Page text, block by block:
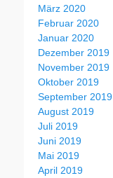
März 2020
Februar 2020
Januar 2020
Dezember 2019
November 2019
Oktober 2019
September 2019
August 2019
Juli 2019
Juni 2019
Mai 2019
April 2019